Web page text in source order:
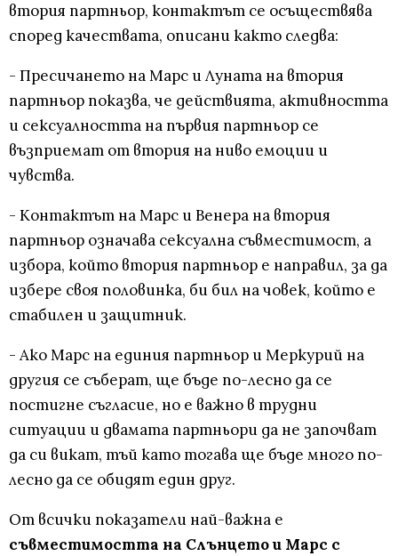
втория партньор, контактът се осъществява
според качествата, описани както следва:
- Пресичането на Марс и Луната на втория
партньор показва, че действията, активността
и сексуалността на първия партньор се
възприемат от втория на ниво емоции и
чувства.
- Контактът на Марс и Венера на втория
партньор означава сексуална съвместимост, а
избора, който втория партньор е направил, за да
избере своя половинка, би бил на човек, който е
стабилен и защитник.
- Ако Марс на единия партньор и Меркурий на
другия се съберат, ще бъде по-лесно да се
постигне съгласие, но е важно в трудни
ситуации и двамата партньори да не започват
да си викат, тъй като тогава ще бъде много по-
лесно да се обидят един друг.
От всички показатели най-важна е
съвместимостта на Слънцето и Марс с